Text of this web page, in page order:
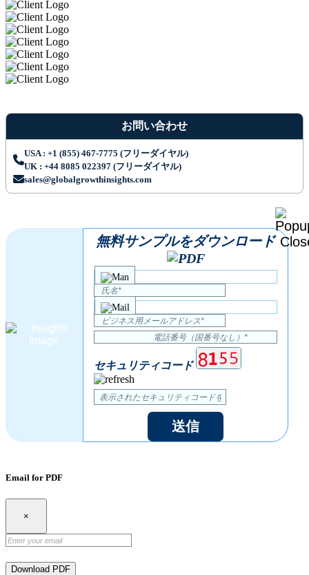
お問い合わせ
USA : +1 (855) 467-7775 (フリーダイヤル)
UK : +44 8085 022397 (フリーダイヤル)
sales@globalgrowthinsights.com
無料サンプルをダウンロード
セキュリティコード
送信
Email for PDF
×
Download PDF